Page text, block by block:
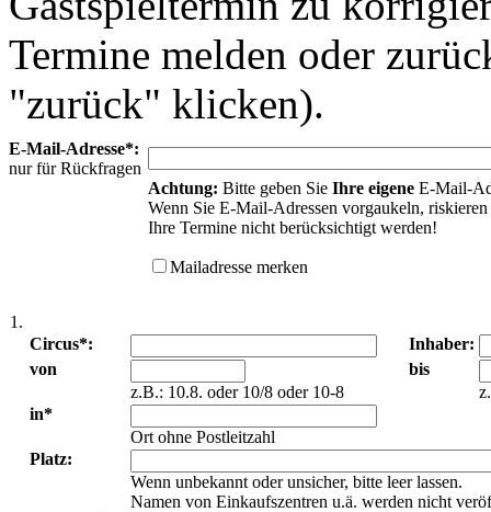
Termine melden oder
"zurück" klicken).
E-Mail-Adresse*:
nur für Rückfragen
Achtung: Bitte geben Sie Ihre eigene E-Mail-
Wenn Sie E-Mail-Adressen vorgaukeln, riskieren
Ihre Termine nicht berücksichtigt werden!
Mailadresse merken
1.
Circus*:
Inhaber:
von
z.B.: 10.8. oder 10/8 oder 10-8
bis
in*
Ort ohne Postleitzahl
Platz:
Wenn unbekannt oder unsicher, bitte leer lassen.
Namen von Einkaufszentren u.ä. werden nicht